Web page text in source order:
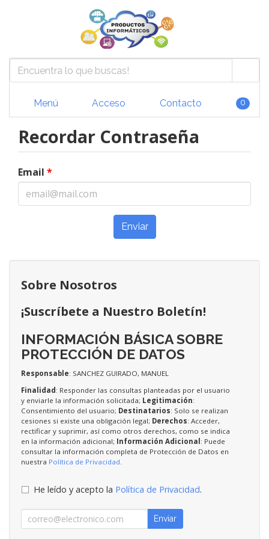
Menú Acceso Contacto 0
Recordar Contraseña
Email *
Enviar
Sobre Nosotros
¡Suscríbete a Nuestro Boletín!
INFORMACIÓN BÁSICA SOBRE
PROTECCIÓN DE DATOS
Responsable: SANCHEZ GUIRADO, MANUEL
Finalidad : Responder las consultas planteadas por el usuario
y enviarle la información solicitada; Legitimación:
Consentimiento del usuario; Destinatarios: Solo se realizan
cesiones si existe una obligación legal; Derechos: Acceder,
rectificar y suprimir, así como otros derechos, como se indica
en la información adicional; Información Adicional : Puede
consultar la información completa de Protección de Datos en
nuestra Política de Privacidad.
He leído y acepto la Política de Privacidad.
Enviar